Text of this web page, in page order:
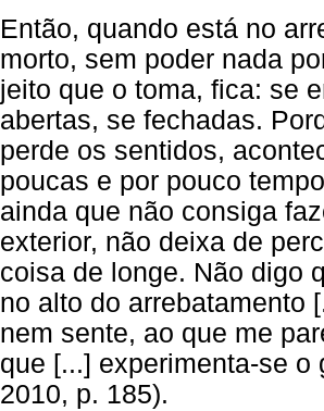
Então, quando está no
morto, sem poder nada
jeito que o toma, fica: se
abertas, se fechadas.
perde os sentidos,
poucas e por pouco
ainda que não consiga
exterior, não deixa de
coisa de longe. Não digo
no alto do arrebatamento
nem sente, ao que me
que [...] experimenta-se
2010, p. 185).